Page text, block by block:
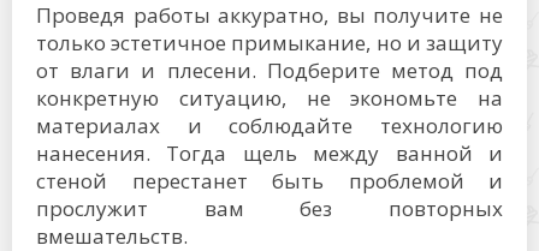
Проведя работы аккуратно, вы получите не
только эстетичное примыкание, но и защиту
от влаги и плесени. Подберите метод под
конкретную ситуацию, не экономьте на
материалах и соблюдайте технологию
нанесения. Тогда щель между ванной и
стеной перестанет быть проблемой и
прослужит вам без повторных
вмешательств.